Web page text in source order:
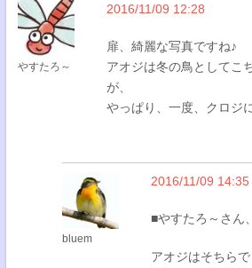
やすたろ～
2016/11/09 12:28
扉、綺麗な写真ですね♪
アオジは冬の鳥としてこ
が、
やっぱり、一度、クロジ
bluem
2016/11/09 14:35
■やすたろ～さん
アオジはそちらで